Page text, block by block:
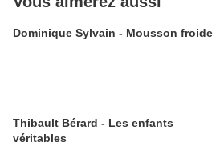
Dominique Sylvain - Mousson froide
Thibault Bérard - Les enfants
véritables